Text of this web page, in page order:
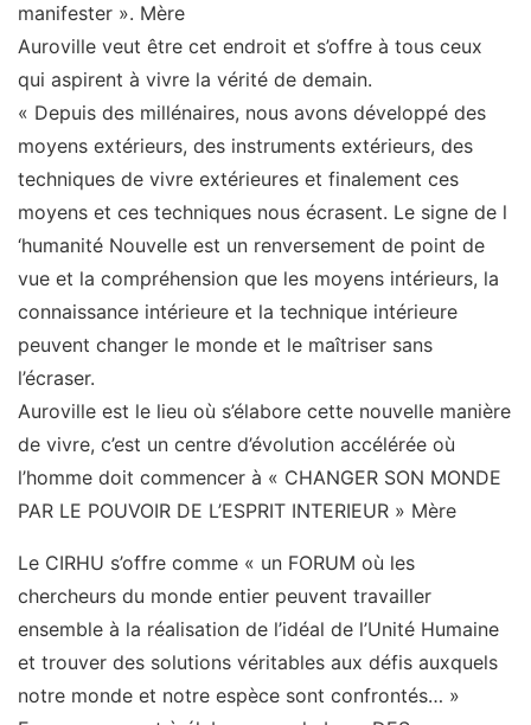
manifester ». Mère
Auroville veut être cet endroit et s’offre à tous ceux
qui aspirent à vivre la vérité de demain.
« Depuis des millénaires, nous avons développé des
moyens extérieurs, des instruments extérieurs, des
techniques de vivre extérieures et finalement ces
moyens et ces techniques nous écrasent. Le signe de l
‘humanité Nouvelle est un renversement de point de
vue et la compréhension que les moyens intérieurs, la
connaissance intérieure et la technique intérieure
peuvent changer le monde et le maîtriser sans
l’écraser.
Auroville est le lieu où s’élabore cette nouvelle manière
de vivre, c’est un centre d’évolution accélérée où
l’homme doit commencer à « CHANGER SON MONDE
PAR LE POUVOIR DE L’ESPRIT INTERIEUR » Mère
Le CIRHU s’offre comme « un FORUM où les
chercheurs du monde entier peuvent travailler
ensemble à la réalisation de l’idéal de l’Unité Humaine
et trouver des solutions véritables aux défis auxquels
notre monde et notre espèce sont confrontés… »